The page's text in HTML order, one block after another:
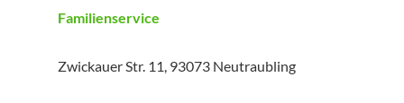
Familienservice
Zwickauer Str. 11, 93073 Neutraubling